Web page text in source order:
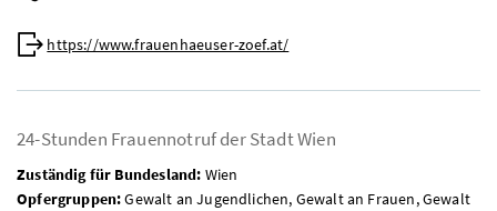
Web:
https://www.frauenhaeuser-zoef.at/
24-Stunden Frauennotruf der Stadt Wien
Zuständig für Bundesland: Wien
Opfergruppen:Gewalt an Jugendlichen, Gewalt an Frauen, Gewalt